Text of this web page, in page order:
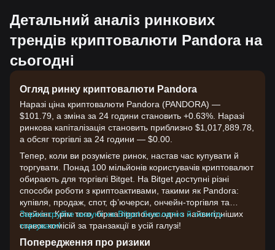
Детальний аналіз ринкових
трендів криптовалюти Pandora на
сьогодні
Огляд ринку криптовалюти Pandora
Наразі ціна криптовалюти Pandora (PANDORA) —
$101.79, а зміна за 24 години становить +0.63%. Наразі
ринкова капіталізація становить приблизно $1,017,889.78,
а обсяг торгівлі за 24 години — $0.00.
Тепер, коли ви розумієте ринок, настав час купувати й
торгувати. Понад 100 мільйонів користувачів криптовалют
обирають для торгівлі Bitget. На Bitget доступні різні
способи роботи з криптоактивами, такими як Pandora:
купівля, продаж, спот, ф’ючерси, ончейн-торгівля та
стейкінг. Крім того, біржа пропонує одні з найвигідніших
ставок комісій за транзакції в усій галузі!
Зареєструйте акаунт на Bitget безплатно й почніть
торгувати!
Попередження про ризики